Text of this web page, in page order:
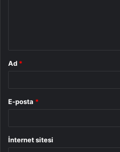
Ad *
E-posta *
İnternet sitesi